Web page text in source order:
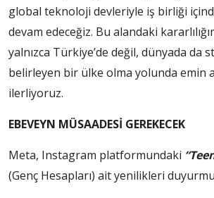
global teknoloji devleriyle iş birliği
devam edeceğiz. Bu alandaki
yalnızca Türkiye’de değil, dünyada da
belirleyen bir ülke olma yolunda emin
ilerliyoruz.
EBEVEYN MÜSAADESİ GEREKECEK
Meta, Instagram platformundaki
(Genç Hesapları) ait yenilikleri